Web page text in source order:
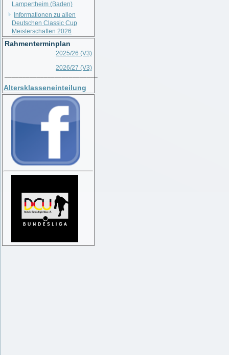
Lampertheim (Baden)
Informationen zu allen
Deutschen Classic Cup
Meisterschaften 2026
Rahmenterminplan
2025/26 (V3)
2026/27 (V3)
Altersklasseneinteilung